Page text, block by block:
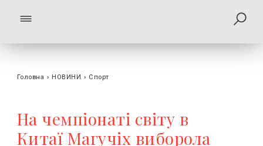
Головна › НОВИНИ › Спорт
На чемпіонаті світу в
Китаї Магучіх виборола